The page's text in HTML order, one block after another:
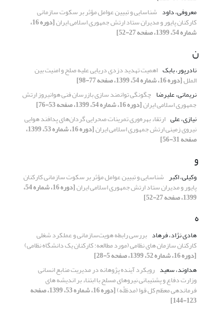
معروفی، داود شناسایی و تبیین عوامل مؤثر بر سکوت سازمانی
کارکنان پایور و مدیران ستاد ارتش جمهوری اسلامی ایران [دوره 16،
شماره 54، 1399، صفحه 27-52]
ن
نادرپور، بابک اهمیت تهدید دزدی دریایی علیه صلح و امنیت بین
الملل[دوره 16، شماره 54، 1399، صفحه 77-98]
نریمانی، علیرضا چگونگی توانمند سازی بازرسان فنی هوانیروز ارتش
جمهوری اسلامی ایران[دوره 16، شماره 54، 1399، صفحه 53-76]
نیازی، علی ارتقاء بهره‌وری تمرینات صحرایی گردان‌های پدافند هوایی
نیروی زمینی ارتش جمهوری اسلامی ایران [دوره 16، شماره 53، 1399،
صفحه 31-56]
و
وکیلی، اکبر شناسایی و تبیین عوامل مؤثر بر سکوت سازمانی کارکنان
پایور و مدیران ستاد ارتش جمهوری اسلامی ایران [دوره 16، شماره 54،
1399، صفحه 27-52]
ه
هادی نژاد، فرهاد بررسی رابطه هویت‌سازمانی و عملکرد شغلی
کارکنان سازمان های نظامی (مورد مطالعه: کارکنان یک دانشگاه نظامی)
[دوره 16، شماره 52، 1399، صفحه 5-28]
هداوند، سعید رویکرد آینده پژوهانه در مدیریت منابع انسانی
وزارت دفاع و پشتیبانی نیروهای مسلح با ابتناء بر اندیشه های
فرماندهی معظم کل قوا (مدظلّه) [دوره 16، شماره 53، 1399، صفحه
123-144]